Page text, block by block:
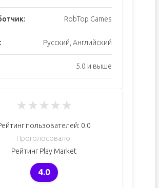
RobTop Games
Русский, Английский
5.0 и выше
★★★★★
пользователей: 0.0
Проголосовало:
Рейтинг Play Market
4.0